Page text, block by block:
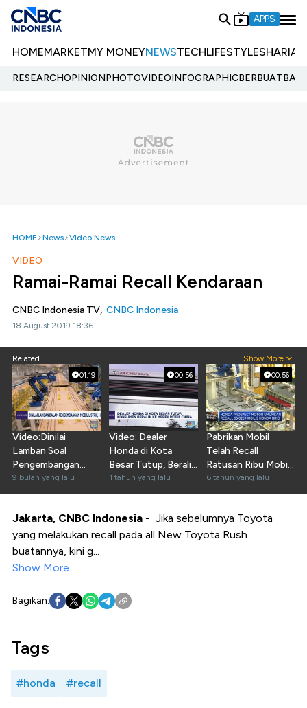
APPS
HOMEMARKETMY MONEYNEWSTECHLIFESTYLESHARIA
RESEARCHOPINIONPHOTOVIDEOINFOGRAPHIC
HOME News Video News
VIDEO
Ramai-Ramai Recall Kendaraan
CNBC Indonesia TV, CNBC Indonesia
18 August 2019 18:36
Related Show More
01:19
Video:Dinilai
Lamban Soal
Pengembangan
Mobil Listrik, Honda
Bilang Ini
9 bulan yang lalu
00:56
Video: Dealer
Honda di Kota
Besar Tutup, Beralih
Mobil China
1 tahun yang lalu
00:56
Pabrikan Mobil
Telah Recall
Ratusan Ribu Mobil
di 2020
6 tahun yang lalu
Jakarta, CNBC Indonesia - Jika sebelumnya Toyota
yang melakukan recall pada all New Toyota Rush
buatannya, kini g...
Show More
Bagikan:
Tags
#honda #recall